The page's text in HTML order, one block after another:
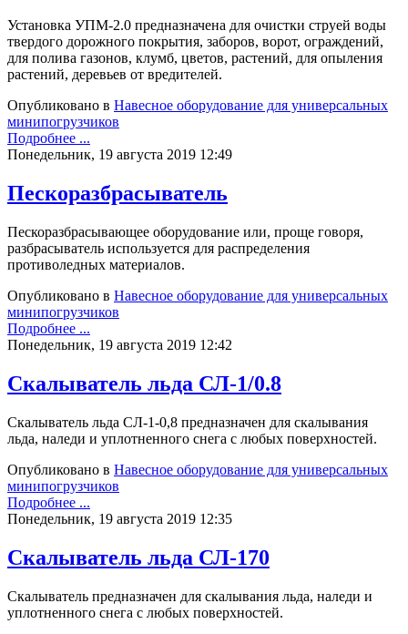
Установка УПМ-2.0 предназначена для очистки струей воды
твердого дорожного покрытия, заборов, ворот, ограждений,
для полива газонов, клумб, цветов, растений, для опыления
растений, деревьев от вредителей.
Опубликовано в Навесное оборудование для универсальных
минипогрузчиков
Подробнее ...
Понедельник, 19 августа 2019 12:49
Пескоразбрасыватель
Пескоразбрасывающее оборудование или, проще говоря,
разбрасыватель используется для распределения
противоледных материалов.
Опубликовано в Навесное оборудование для универсальных
минипогрузчиков
Подробнее ...
Понедельник, 19 августа 2019 12:42
Скалыватель льда СЛ-1/0.8
Скалыватель льда СЛ-1-0,8 предназначен для скалывания
льда, наледи и уплотненного снега с любых поверхностей.
Опубликовано в Навесное оборудование для универсальных
минипогрузчиков
Подробнее ...
Понедельник, 19 августа 2019 12:35
Скалыватель льда СЛ-170
Скалыватель предназначен для скалывания льда, наледи и
уплотненного снега с любых поверхностей.